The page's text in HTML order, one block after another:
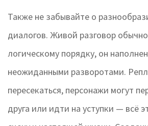
Также не забывайте о
диалогов. Живой разговор
логическому порядку, он
неожиданными разворотами.
пересекаться, персонажи могут
друга или идти на уступки — всё